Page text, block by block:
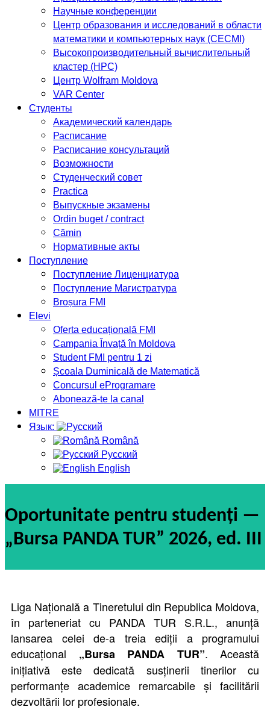
Научные конференции
Центр образования и исследований в области
математики и компьютерных наук (CECMI)
Высокопроизводительный вычислительный
кластер (HPC)
Центр Wolfram Moldova
VAR Center
Студенты
Академический календарь
Расписание
Расписание консультаций
Возможности
Студенческий совет
Practica
Выпускные экзамены
Ordin buget / contract
Cămin
Нормативные акты
Поступление
Поступление Лиценциатура
Поступление Магистратура
Broșura FMI
Elevi
Oferta educațională FMI
Campania Învață în Moldova
Student FMI pentru 1 zi
Școala Duminicală de Matematică
Concursul eProgramare
Abonează-te la canal
MITRE
Язык:
Română
Русский
English
Oportunitate pentru studenți —
„Bursa PANDA TUR” 2026, ed. III
Liga Națională a Tineretului din Republica Moldova,
în parteneriat cu PANDA TUR S.R.L., anunță
lansarea celei de-a treia ediții a programului
educațional „Bursa PANDA TUR”. Această
inițiativă este dedicată susținerii tinerilor cu
performanțe academice remarcabile și facilitării
dezvoltării lor profesionale.